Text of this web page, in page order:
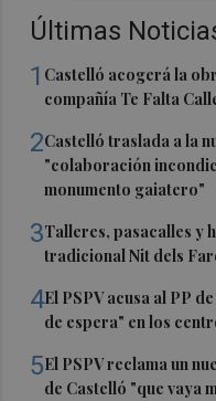
Últimas
1 Castelló acogerá la
compañía Te Falta
2Castelló traslada a la
"colaboración
monumento gaiatero"
3Talleres, pasacalles y
tradicional Nit dels
4El PSPV acusa al PP
de espera" en los
5El PSPV reclama un
de Castelló "que vaya